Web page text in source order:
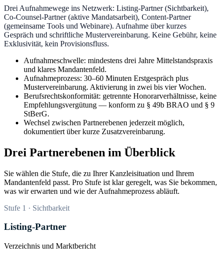
Drei Aufnahmewege ins Netzwerk: Listing-Partner (Sichtbarkeit),
Co-Counsel-Partner (aktive Mandatsarbeit), Content-Partner
(gemeinsame Tools und Webinare). Aufnahme über kurzes
Gespräch und schriftliche Mustervereinbarung. Keine Gebühr, keine
Exklusivität, kein Provisionsfluss.
Aufnahmeschwelle: mindestens drei Jahre Mittelstandspraxis
und klares Mandantenfeld.
Aufnahmeprozess: 30–60 Minuten Erstgespräch plus
Mustervereinbarung. Aktivierung in zwei bis vier Wochen.
Berufsrechtskonformität: getrennte Honorarverhältnisse, keine
Empfehlungsvergütung — konform zu § 49b BRAO und § 9
StBerG.
Wechsel zwischen Partnerebenen jederzeit möglich,
dokumentiert über kurze Zusatzvereinbarung.
Drei Partnerebenen im Überblick
Sie wählen die Stufe, die zu Ihrer Kanzleisituation und Ihrem
Mandantenfeld passt. Pro Stufe ist klar geregelt, was Sie bekommen,
was wir erwarten und wie der Aufnahmeprozess abläuft.
Stufe 1 · Sichtbarkeit
Listing-Partner
Verzeichnis und Marktbericht